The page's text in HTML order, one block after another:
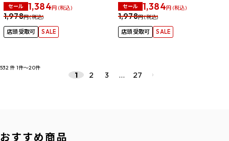
セール 1,384円 (税込)
1,978円 (税込)
店頭受取可 SALE
セール 1,384円 (税込)
1,978円 (税込)
店頭受取可 SALE
532件 1件～20件
1 2 3 … 27
おすすめ商品